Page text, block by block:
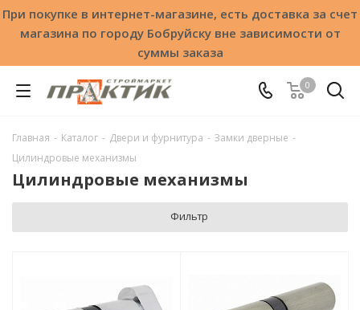
При покупке в интернет-магазине, есть доставка за счет
магазина по городу Бобруйску вне зависимости от
суммы заказа
0
Главная - Каталог - Двери и фурнитура - Замки дверные -
Цилиндровые механизмы
Цилиндровые механизмы
Фильтр